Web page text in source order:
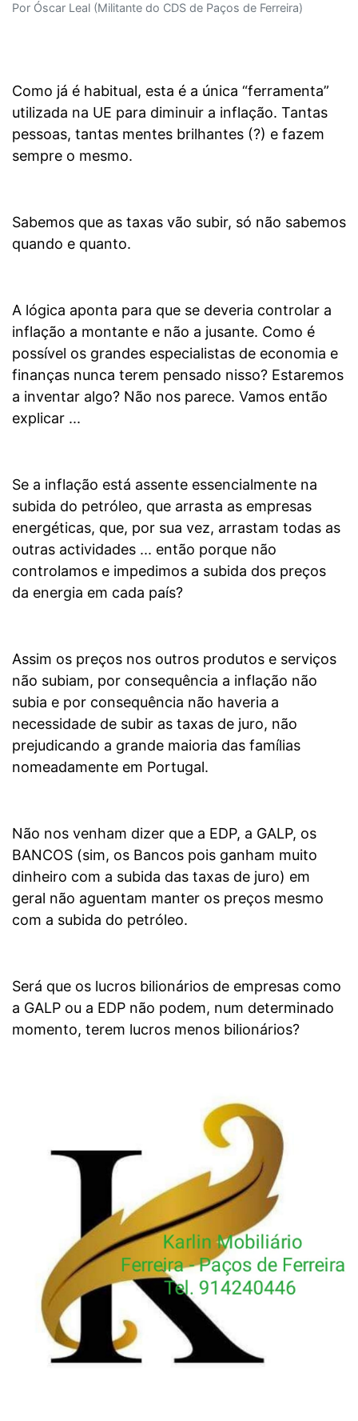
Por Óscar Leal (Militante do CDS de Paços de Ferreira)
Como já é habitual, esta é a única “ferramenta”
utilizada na UE para diminuir a inflação. Tantas
pessoas, tantas mentes brilhantes (?) e fazem
sempre o mesmo.
Sabemos que as taxas vão subir, só não sabemos
quando e quanto.
A lógica aponta para que se deveria controlar a
inflação a montante e não a jusante. Como é
possível os grandes especialistas de economia e
finanças nunca terem pensado nisso? Estaremos
a inventar algo? Não nos parece. Vamos então
explicar ...
Se a inflação está assente essencialmente na
subida do petróleo, que arrasta as empresas
energéticas, que, por sua vez, arrastam todas as
outras actividades ... então porque não
controlamos e impedimos a subida dos preços
da energia em cada país?
Assim os preços nos outros produtos e serviços
não subiam, por consequência a inflação não
subia e por consequência não haveria a
necessidade de subir as taxas de juro, não
prejudicando a grande maioria das famílias
nomeadamente em Portugal.
Não nos venham dizer que a EDP, a GALP, os
BANCOS (sim, os Bancos pois ganham muito
dinheiro com a subida das taxas de juro) em
geral não aguentam manter os preços mesmo
com a subida do petróleo.
Será que os lucros bilionários de empresas como
a GALP ou a EDP não podem, num determinado
momento, terem lucros menos bilionários?